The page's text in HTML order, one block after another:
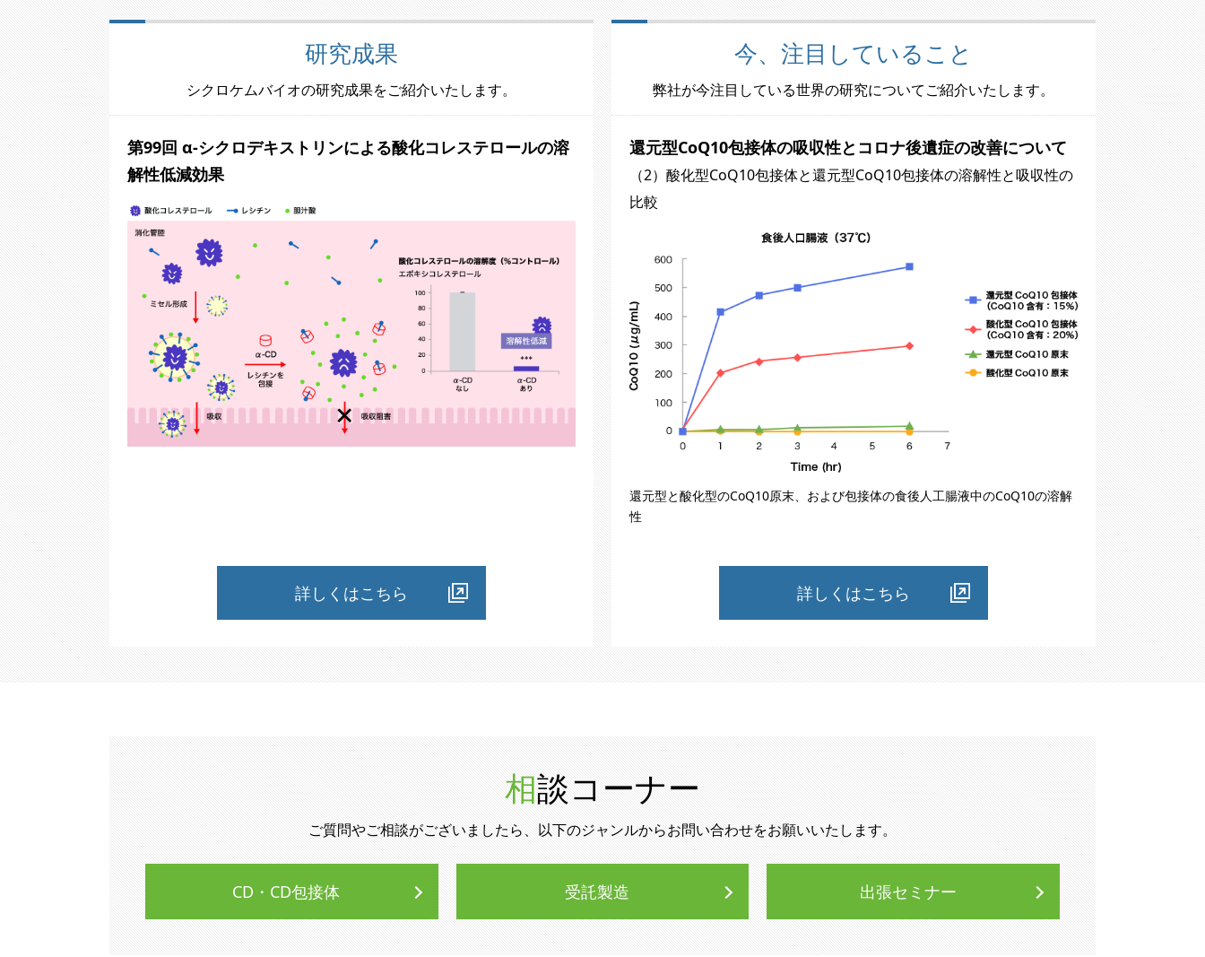
研究成果
シクロケムバイオの研究成果をご紹介いたします。
第99回 α-シクロデキストリンによる酸化コレステロールの溶
解性低減効果
詳しくはこちら
今、注目していること
弊社が今注目している世界の研究についてご紹介いたします。
還元型CoQ10包接体の吸収性とコロナ後遺症の改善について
（2）酸化型CoQ10包接体と還元型CoQ10包接体の溶解性と吸収性の
比較
還元型と酸化型のCoQ10原末、および包接体の食後人工腸液中のCoQ10の溶解
性
詳しくはこちら
相談コーナー
ご質問やご相談がございましたら、以下のジャンルからお問い合わせをお願いいたします。
CD・CD包接体 受託製造 出張セミナー